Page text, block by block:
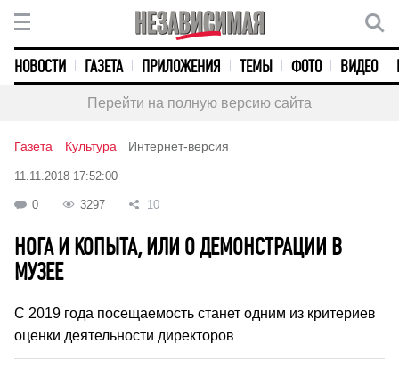
НОВОСТИ ГАЗЕТА ПРИЛОЖЕНИЯ ТЕМЫ ФОТО ВИДЕО
Перейти на полную версию сайта
Газета Культура Интернет-версия
11.11.2018 17:52:00
0 3297 10
НОГА И КОПЫТА, ИЛИ О ДЕМОНСТРАЦИИ В
МУЗЕЕ
С 2019 года посещаемость станет одним из критериев
оценки деятельности директоров